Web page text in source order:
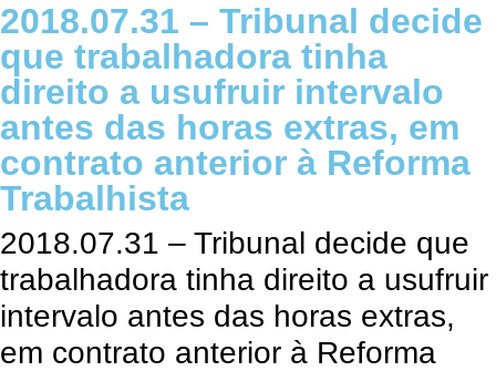
2018.07.31 – Tribunal decide
que trabalhadora tinha
direito a usufruir intervalo
antes das horas extras, em
contrato anterior à Reforma
Trabalhista
2018.07.31 – Tribunal decide que
trabalhadora tinha direito a usufruir
intervalo antes das horas extras,
em contrato anterior à Reforma